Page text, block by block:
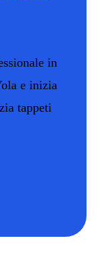
in
e inizia
tappeti